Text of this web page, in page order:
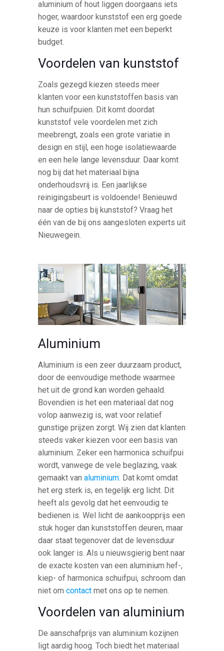
aluminium of hout liggen doorgaans iets
hoger, waardoor kunststof een erg goede
keuze is voor klanten met een beperkt
budget.
Voordelen van kunststof
Zoals gezegd kiezen steeds meer
klanten voor een kunststoffen basis van
hun schuifpuien. Dit komt doordat
kunststof vele voordelen met zich
meebrengt, zoals een grote variatie in
design en stijl, een hoge isolatiewaarde
en een hele lange levensduur. Daar komt
nog bij dat het materiaal bijna
onderhoudsvrij is. Een jaarlijkse
reinigingsbeurt is voldoende! Benieuwd
naar de opties bij kunststof? Vraag het
één van de bij ons aangesloten experts uit
Nieuwegein.
Aluminium
Aluminium is een zeer duurzaam product,
door de eenvoudige methode waarmee
het uit de grond kan worden gehaald.
Bovendien is het een materiaal dat nog
volop aanwezig is, wat voor relatief
gunstige prijzen zorgt. Wij zien dat klanten
steeds vaker kiezen voor een basis van
aluminium. Zeker een harmonica schuifpui
wordt, vanwege de vele beglazing, vaak
gemaakt vanaluminium. Dat komt omdat
het erg sterk is, en tegelijk erg licht. Dit
heeft als gevolg dat het eenvoudig te
bedienen is. Wel licht de aankoopprijs een
stuk hoger dan kunststoffen deuren, maar
daar staat tegenover dat de levensduur
ook langer is. Als u nieuwsgierig bent naar
de exacte kosten van een aluminium hef-,
kiep- of harmonica schuifpui, schroom dan
niet omcontact met ons op te nemen.
Voordelen van aluminium
De aanschafprijs van aluminium kozijnen
ligt aardig hoog. Toch biedt het materiaal